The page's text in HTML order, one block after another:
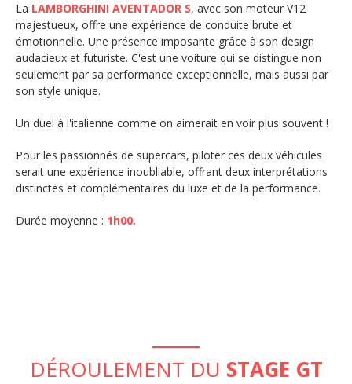
La LAMBORGHINI AVENTADOR S, avec son moteur V12
majestueux, offre une expérience de conduite brute et
émotionnelle. Une présence imposante grâce à son design
audacieux et futuriste. C'est une voiture qui se distingue non
seulement par sa performance exceptionnelle, mais aussi par
son style unique.
Un duel à l'italienne comme on aimerait en voir plus souvent !
Pour les passionnés de supercars, piloter ces deux véhicules
serait une expérience inoubliable, offrant deux interprétations
distinctes et complémentaires du luxe et de la performance.
Durée moyenne : 1h00.
DÉROULEMENT DU STAGE GT